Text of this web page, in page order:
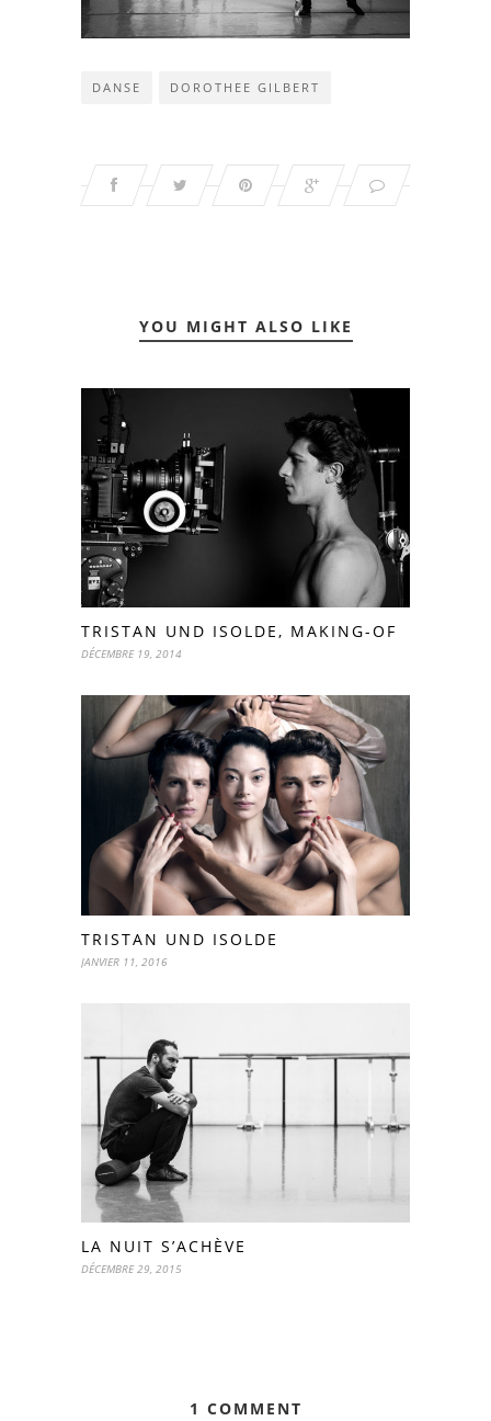
DANSE DOROTHEE GILBERT
YOU MIGHT ALSO LIKE
TRISTAN UND ISOLDE, MAKING-OF
DÉCEMBRE 19, 2014
TRISTAN UND ISOLDE
JANVIER 11, 2016
LA NUIT S’ACHÈVE
DÉCEMBRE 29, 2015
1 COMMENT